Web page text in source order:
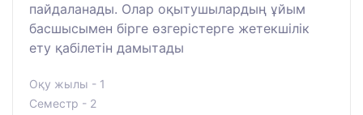
пайдаланады. Олар оқытушылардың ұйым
басшысымен бірге өзгерістерге жетекшілік
ету қабілетін дамытады
Оқу жылы - 1
Семестр - 2